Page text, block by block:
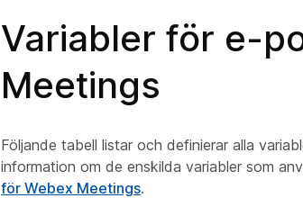
Variabler för e-
Meetings
Följande tabell listar och definierar alla
information om de enskilda variabler som
för Webex Meetings.